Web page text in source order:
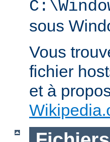
sous
Vous
fichier
et à